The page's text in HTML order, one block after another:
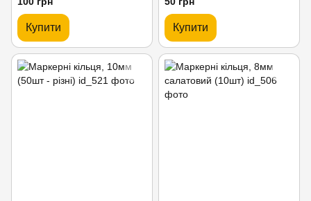
Купити Купити